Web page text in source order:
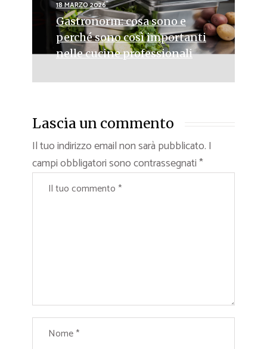
18 MARZO 2026
Gastronorm: cosa sono e
perché sono così importanti
nelle cucine professionali
Lascia un commento
Il tuo indirizzo email non sarà pubblicato. I
campi obbligatori sono contrassegnati*